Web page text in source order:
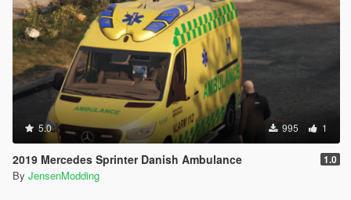
5.0 995 1
2019 Mercedes Sprinter Danish Ambulance 1.0
By JensenModding